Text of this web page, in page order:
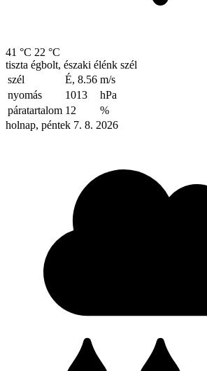
41 °C 22 °C
tiszta égbolt, északi élénk szél
szél
É, 8.56 m/s
nyomás
1013
hPa
páratartalom 12
%
holnap, péntek 7. 8. 2026